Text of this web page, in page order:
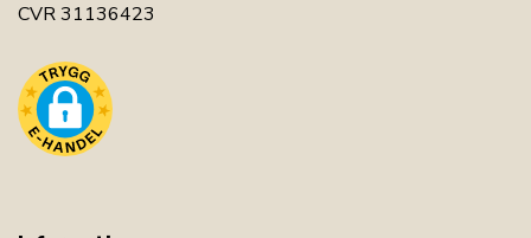
CVR 31136423